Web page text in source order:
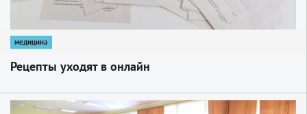
медицина
Рецепты уходят в онлайн
1